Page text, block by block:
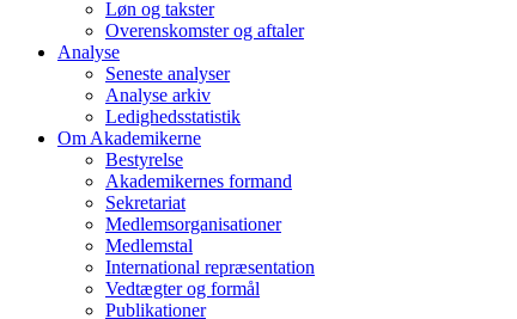
Løn og takster
Overenskomster og aftaler
Analyse
Seneste analyser
Analyse arkiv
Ledighedsstatistik
Om Akademikerne
Bestyrelse
Akademikernes formand
Sekretariat
Medlemsorganisationer
Medlemstal
International repræsentation
Vedtægter og formål
Publikationer